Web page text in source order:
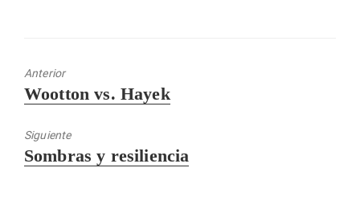
Anterior
Entrada
Wootton vs. Hayek
Siguiente
Entrada
Sombras y resiliencia